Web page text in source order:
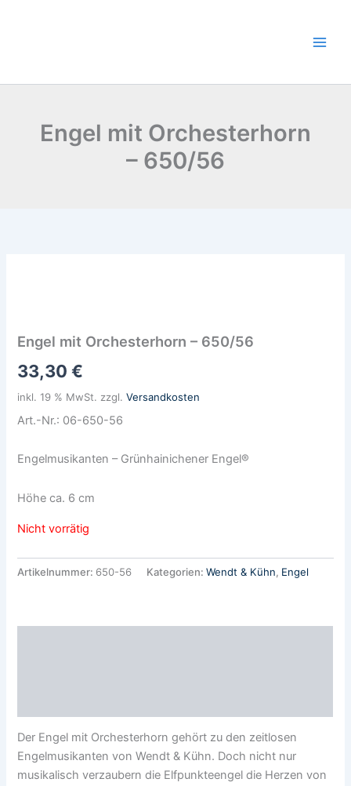
Engel mit Orchesterhorn
– 650/56
Engel mit Orchesterhorn – 650/56
33,30€
inkl. 19 % MwSt. zzgl.Versandkosten
Art.-Nr.: 06-650-56
Engelmusikanten – Grünhainichener Engel®
Höhe ca. 6 cm
Nicht vorrätig
Artikelnummer: 650-56 Kategorien:Wendt & Kühn, Engel
Der Engel mit Orchesterhorn gehört zu den zeitlosen
Engelmusikanten von Wendt & Kühn. Doch nicht nur
musikalisch verzaubern die Elfpunkteengel die Herzen von